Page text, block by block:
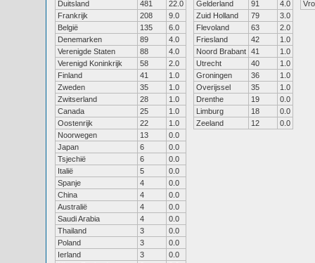
Duitsland
481
22.0
Frankrijk
208
9.0
België
135
6.0
Denemarken
89
4.0
Verenigde Staten
88
4.0
Verenigd Koninkrijk
58
2.0
Finland
41
1.0
Zweden
35
1.0
Zwitserland
28
1.0
Canada
25
1.0
Oostenrijk
22
1.0
Noorwegen
13
0.0
Japan
6
0.0
Tsjechië
6
0.0
Italië
5
0.0
Spanje
4
0.0
China
4
0.0
Australië
4
0.0
Saudi Arabia
4
0.0
Thailand
3
0.0
Poland
3
0.0
Ierland
3
0.0
Gelderland
91
4.0
Zuid Holland
79
3.0
Flevoland
63
2.0
Friesland
42
1.0
Noord Brabant 41
1.0
Utrecht
40
1.0
Groningen
36
1.0
Overijssel
35
1.0
Drenthe
19
0.0
Limburg
18
0.0
Zeeland
12 0.0